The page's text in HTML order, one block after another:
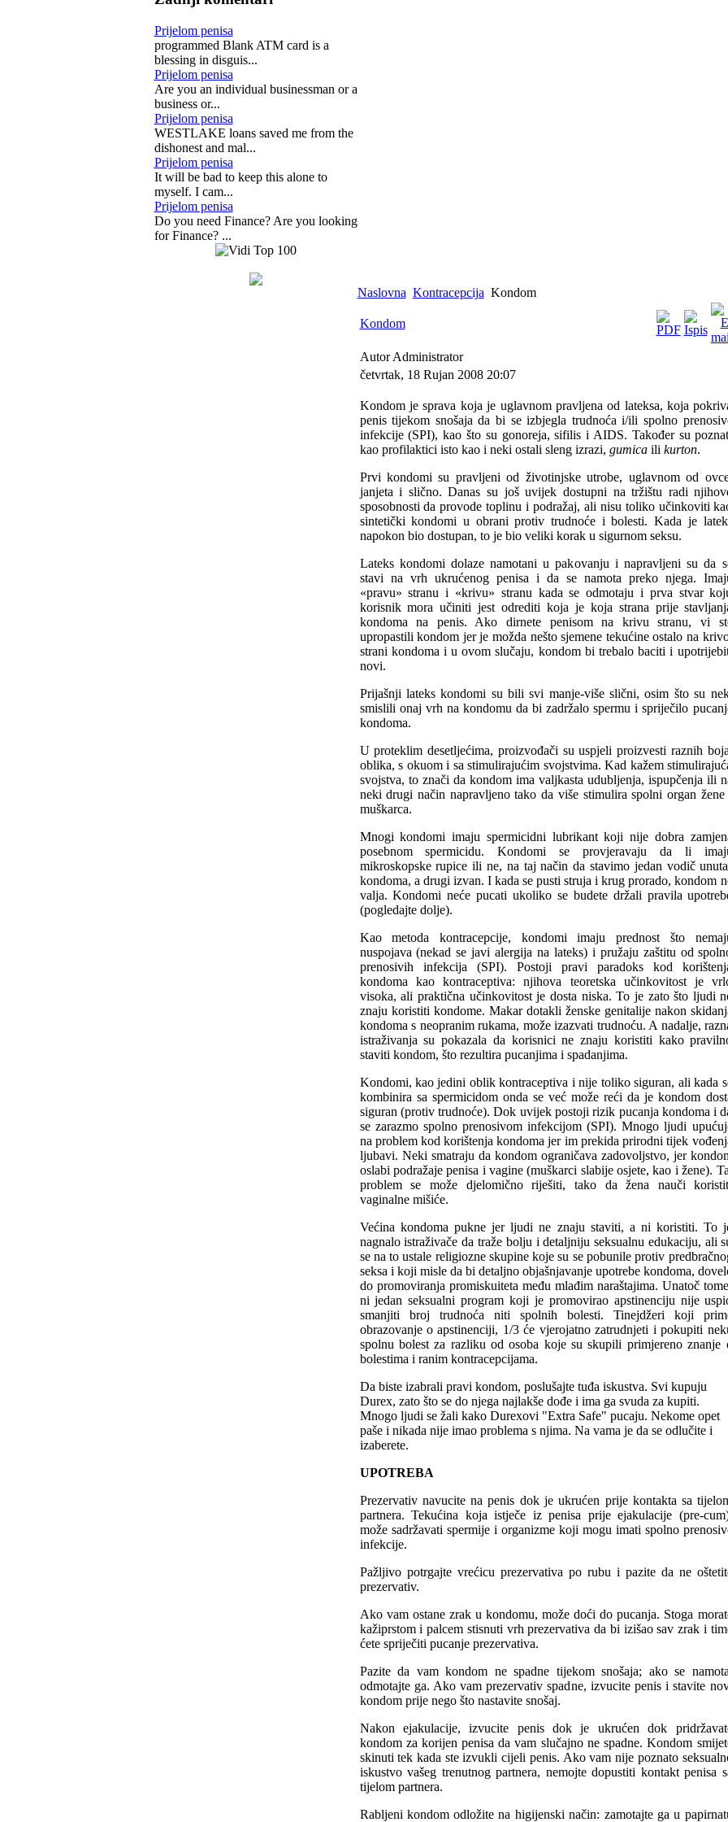
Prijelom penisa
programmed Blank ATM card is a
blessing in disguis...
Prijelom penisa
Are you an individual businessman or a
business or...
Prijelom penisa
WESTLAKE loans saved me from the
dishonest and mal...
Prijelom penisa
It will be bad to keep this alone to
myself. I cam...
Prijelom penisa
Do you need Finance? Are you looking
for Finance? ...
Naslovna Kontracepcija Kondom
Kondom
Autor Administrator
četvrtak, 18 Rujan 2008 20:07
Kondom je sprava koja je uglavnom pravljena od lateksa, koja
penis tijekom snošaja da bi se izbjegla trudnoća i/ili spolno
infekcije (SPI), kao što su gonoreja, sifilis i AIDS. Također su
kao profilaktici isto kao i neki ostali sleng izrazi, gumicaili kurton.
Prvi kondomi su pravljeni od životinjske utrobe, uglavnom od
janjeta i slično. Danas su još uvijek dostupni na tržištu radi
sposobnosti da provode toplinu i podražaj, ali nisu toliko učinkoviti
sintetički kondomi u obrani protiv trudnoće i bolesti. Kada je
napokon bio dostupan, to je bio veliki korak u sigurnom seksu.
Lateks kondomi dolaze namotani u pakovanju i napravljeni su da
stavi na vrh ukrućenog penisa i da se namota preko njega.
«pravu» stranu i «krivu» stranu kada se odmotaju i prva stvar
korisnik mora učiniti jest odrediti koja je koja strana prije
kondoma na penis. Ako dirnete penisom na krivu stranu, vi
upropastili kondom jer je možda nešto sjemene tekućine ostalo na
strani kondoma i u ovom slučaju, kondom bi trebalo baciti i
novi.
Prijašnji lateks kondomi su bili svi manje-više slični, osim što su
smislili onaj vrh na kondomu da bi zadržalo spermu i spriječilo
kondoma.
U proteklim desetljećima, proizvođači su uspjeli proizvesti raznih
oblika, s okuom i sa stimulirajućim svojstvima. Kad kažem
svojstva, to znači da kondom ima valjkasta udubljenja, ispupčenja ili
neki drugi način napravljeno tako da više stimulira spolni organ žene
muškarca.
Mnogi kondomi imaju spermicidni lubrikant koji nije dobra
posebnom spermicidu. Kondomi se provjeravaju da li
mikroskopske rupice ili ne, na taj način da stavimo jedan vodič
kondoma, a drugi izvan. I kada se pusti struja i krug prorado, kondom
valja. Kondomi neće pucati ukoliko se budete držali pravila
(pogledajte dolje).
Kao metoda kontracepcije, kondomi imaju prednost što
nuspojava (nekad se javi alergija na lateks) i pružaju zaštitu od
prenosivih infekcija (SPI). Postoji pravi paradoks kod
kondoma kao kontraceptiva: njihova teoretska učinkovitost je
visoka, ali praktična učinkovitost je dosta niska. To je zato što ljudi
znaju koristiti kondome. Makar dotakli ženske genitalije nakon
kondoma s neopranim rukama, može izazvati trudnoću. A nadalje,
istraživanja su pokazala da korisnici ne znaju koristiti kako
staviti kondom, što rezultira pucanjima i spadanjima.
Kondomi, kao jedini oblik kontraceptiva i nije toliko siguran, ali kada
kombinira sa spermicidom onda se već može reći da je kondom
siguran (protiv trudnoće). Dok uvijek postoji rizik pucanja kondoma i
se zarazmo spolno prenosivom infekcijom (SPI). Mnogo ljudi
na problem kod korištenja kondoma jer im prekida prirodni tijek
ljubavi. Neki smatraju da kondom ograničava zadovoljstvo, jer
oslabi podražaje penisa i vagine (muškarci slabije osjete, kao i žene).
problem se može djelomično riješiti, tako da žena nauči
vaginalne mišiće.
Većina kondoma pukne jer ljudi ne znaju staviti, a ni koristiti. To
nagnalo istraživače da traže bolju i detaljniju seksualnu edukaciju, ali
se na to ustale religiozne skupine koje su se pobunile protiv
seksa i koji misle da bi detaljno objašnjavanje upotrebe kondoma,
do promoviranja promiskuiteta među mlađim naraštajima. Unatoč
ni jedan seksualni program koji je promovirao apstinenciju nije
smanjiti broj trudnoća niti spolnih bolesti. Tinejdžeri koji
obrazovanje o apstinenciji, 1/3 će vjerojatno zatrudnjeti i pokupiti
spolnu bolest za razliku od osoba koje su skupili primjereno znanje
bolestima i ranim kontracepcijama.
Da biste izabrali pravi kondom, poslušajte tuđa iskustva. Svi kupuju
Durex, zato što se do njega najlakše dođe i ima ga svuda za kupiti.
Mnogo ljudi se žali kako Durexovi "Extra Safe" pucaju. Nekome opet
paše i nikada nije imao problema s njima. Na vama je da se odlučite i
izaberete.
UPOTREBA
Prezervativ navucite na penis dok je ukrućen prije kontakta sa
partnera. Tekućina koja istječe iz penisa prije ejakulacije (pre-
može sadržavati spermije i organizme koji mogu imati spolno
infekcije.
Pažljivo potrgajte vrećicu prezervativa po rubu i pazite da ne
prezervativ.
Ako vam ostane zrak u kondomu, može doći do pucanja. Stoga
kažiprstom i palcem stisnuti vrh prezervativa da bi izišao sav zrak i
ćete spriječiti pucanje prezervativa.
Pazite da vam kondom ne spadne tijekom snošaja; ako se
odmotajte ga. Ako vam prezervativ spadne, izvucite penis i stavite
kondom prije nego što nastavite snošaj.
Nakon ejakulacije, izvucite penis dok je ukrućen dok
kondom za korijen penisa da vam slučajno ne spadne. Kondom
skinuti tek kada ste izvukli cijeli penis. Ako vam nije poznato
iskustvo vašeg trenutnog partnera, nemojte dopustiti kontakt penisa
tijelom partnera.
Rabljeni kondom odložite na higijenski način: zamotajte ga u